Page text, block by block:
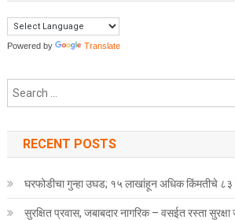
Powered by Translate
RECENT POSTS
घरफोडीचा गुन्हा उघड; १५ लाखांहून अधिक किंमतीचे ८३
सुरक्षित प्रवास, जबाबदार नागरिक – वसईत रस्ता